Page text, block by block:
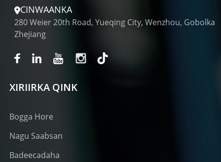
CINWAANKA
280 Weier 20th Road, Yueqing City, Wenzhou, Gobolka
Zhejiang
XIRIIRKA QINK
Bogga Hore
Nagu Saabsan
Badeecadaha